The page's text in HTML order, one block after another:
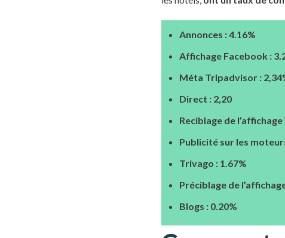
Annonces : 4.16%
Affichage Facebook :
Méta Tripadvisor :
Direct : 2,20
Reciblage de l’affichage
Publicité sur les
Trivago : 1.67%
Préciblage de
Blogs : 0.20%